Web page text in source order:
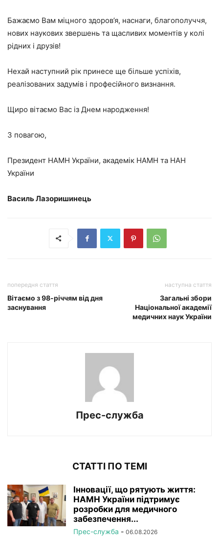
Бажаємо Вам міцного здоров’я, наснаги, благополуччя,
нових наукових звершень та щасливих моментів у колі
рідних і друзів!
Нехай наступний рік принесе ще більше успіхів,
реалізованих задумів і професійного визнання.
Щиро вітаємо Вас із Днем народження!
З повагою,
Президент НАМН України, академік НАМН та НАН
України
Василь Лазоришинець
попередня стаття
Вітаємо з 98-річчям від дня
заснування
наступна стаття
Загальні збори
Національної академії
медичних наук України
Прес-служба
СТАТТІ ПО ТЕМІ
Інновації, що рятують життя:
НАМН України підтримує
розробки для медичного
забезпечення...
Прес-служба - 06.08.2026